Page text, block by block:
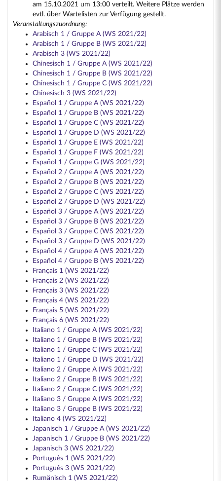
am 15.10.2021 um 13:00 verteilt. Weitere Plätze werden
evtl. über Wartelisten zur Verfügung gestellt.
Veranstaltungszuordnung:
Arabisch 1 / Gruppe A (WS 2021/22)
Arabisch 1 / Gruppe B (WS 2021/22)
Arabisch 3 (WS 2021/22)
Chinesisch 1 / Gruppe A (WS 2021/22)
Chinesisch 1 / Gruppe B (WS 2021/22)
Chinesisch 1 / Gruppe C (WS 2021/22)
Chinesisch 3 (WS 2021/22)
Español 1 / Gruppe A (WS 2021/22)
Español 1 / Gruppe B (WS 2021/22)
Español 1 / Gruppe C (WS 2021/22)
Español 1 / Gruppe D (WS 2021/22)
Español 1 / Gruppe E (WS 2021/22)
Español 1 / Gruppe F (WS 2021/22)
Español 1 / Gruppe G (WS 2021/22)
Español 2 / Gruppe A (WS 2021/22)
Español 2 / Gruppe B (WS 2021/22)
Español 2 / Gruppe C (WS 2021/22)
Español 2 / Gruppe D (WS 2021/22)
Español 3 / Gruppe A (WS 2021/22)
Español 3 / Gruppe B (WS 2021/22)
Español 3 / Gruppe C (WS 2021/22)
Español 3 / Gruppe D (WS 2021/22)
Español 4 / Gruppe A (WS 2021/22)
Español 4 / Gruppe B (WS 2021/22)
Français 1 (WS 2021/22)
Français 2 (WS 2021/22)
Français 3 (WS 2021/22)
Français 4 (WS 2021/22)
Français 5 (WS 2021/22)
Français 6 (WS 2021/22)
Italiano 1 / Gruppe A (WS 2021/22)
Italiano 1 / Gruppe B (WS 2021/22)
Italiano 1 / Gruppe C (WS 2021/22)
Italiano 1 / Gruppe D (WS 2021/22)
Italiano 2 / Gruppe A (WS 2021/22)
Italiano 2 / Gruppe B (WS 2021/22)
Italiano 2 / Gruppe C (WS 2021/22)
Italiano 3 / Gruppe A (WS 2021/22)
Italiano 3 / Gruppe B (WS 2021/22)
Italiano 4 (WS 2021/22)
Japanisch 1 / Gruppe A (WS 2021/22)
Japanisch 1 / Gruppe B (WS 2021/22)
Japanisch 3 (WS 2021/22)
Português 1 (WS 2021/22)
Português 3 (WS 2021/22)
Rumänisch 1 (WS 2021/22)